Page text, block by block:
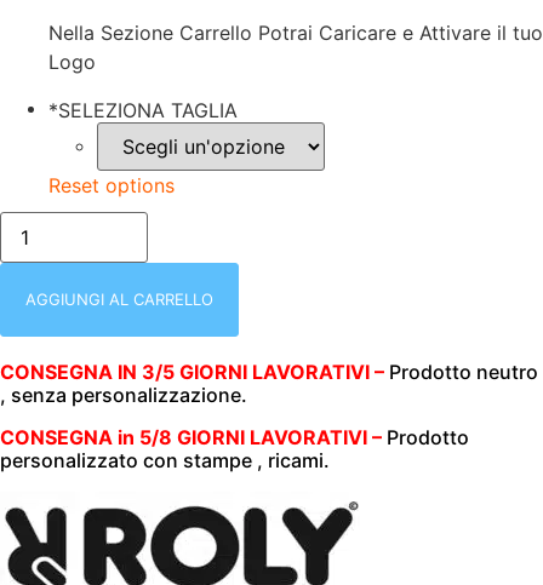
Nella Sezione Carrello Potrai Caricare e Attivare il tuo
Logo
*SELEZIONA TAGLIA
Reset options
POLO
DONNA
|
MANICA
100%
|
200
|
3
BOTTONI
ROLY
STAR
WOMAN
AGGIUNGI AL CARRELLO
CONSEGNA IN 3/5 GIORNI LAVORATIVI – Prodotto neutro
, senza personalizzazione.
CONSEGNA in 5/8 GIORNI LAVORATIVI – Prodotto
personalizzato con stampe , ricami.